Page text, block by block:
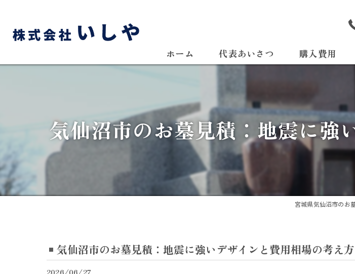
ホーム 代表あいさつ 購入費用
気仙沼市のお墓見積：地震に強
宮城県気仙沼市のお
気仙沼市のお墓見積：地震に強いデザインと費用相場の考え方
2026/06/27